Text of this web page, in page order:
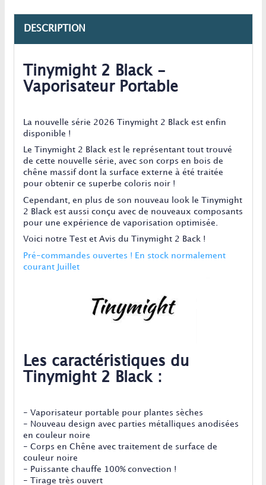
DESCRIPTION
Tinymight 2 Black -
Vaporisateur Portable
La nouvelle série 2026 Tinymight 2 Black est enfin
disponible !
Le Tinymight 2 Black est le représentant tout trouvé
de cette nouvelle série, avec son corps en bois de
chêne massif dont la surface externe à été traitée
pour obtenir ce superbe coloris noir !
Cependant, en plus de son nouveau look le Tinymight
2 Black est aussi conçu avec de nouveaux composants
pour une expérience de vaporisation optimisée.
Voici notre Test et Avis du Tinymight 2 Back !
Pré-commandes ouvertes ! En stock normalement
courant Juillet
Les caractéristiques du
Tinymight 2 Black :
- Vaporisateur portable pour plantes sèches
- Nouveau design avec parties métalliques anodisées
en couleur noire
- Corps en Chêne avec traitement de surface de
couleur noire
- Puissante chauffe 100% convection !
- Tirage très ouvert